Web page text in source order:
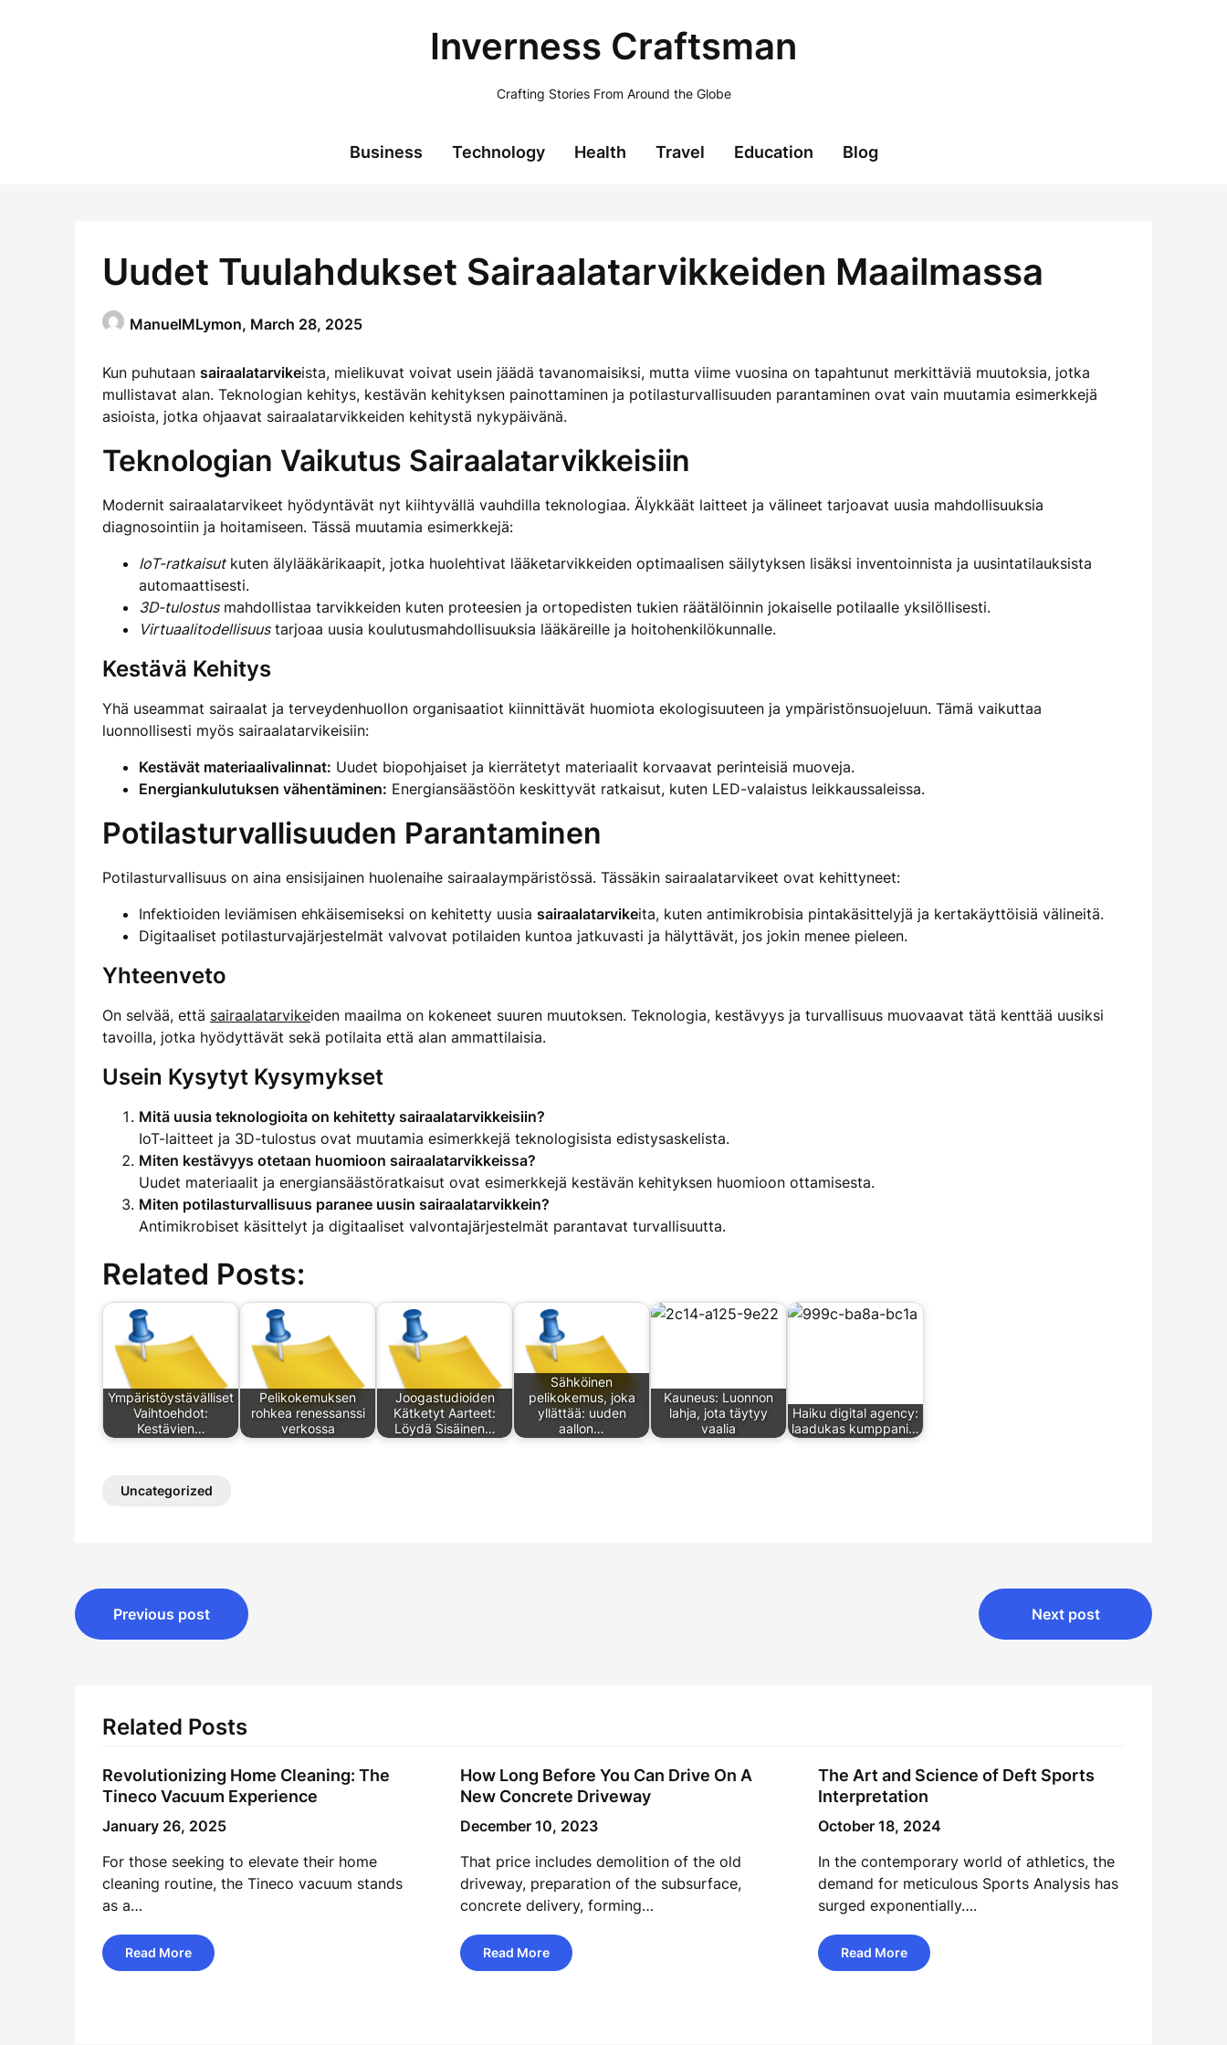
Inverness Craftsman
Crafting Stories From Around the Globe
Business Technology Health Travel Education Blog
Uudet Tuulahdukset Sairaalatarvikkeiden Maailmassa
ManuelMLymon, March 28, 2025
Kun puhutaan sairaalatarvikeista, mielikuvat voivat usein jäädä tavanomaisiksi, mutta viime vuosina on tapahtunut merkittäviä muutoksia, jotka
mullistavat alan. Teknologian kehitys, kestävän kehityksen painottaminen ja potilasturvallisuuden parantaminen ovat vain muutamia esimerkkejä
asioista, jotka ohjaavat sairaalatarvikkeiden kehitystä nykypäivänä.
Teknologian Vaikutus Sairaalatarvikkeisiin
Modernit sairaalatarvikeet hyödyntävät nyt kiihtyvällä vauhdilla teknologiaa. Älykkäät laitteet ja välineet tarjoavat uusia mahdollisuuksia
diagnosointiin ja hoitamiseen. Tässä muutamia esimerkkejä:
IoT-ratkaisutkuten älylääkärikaapit, jotka huolehtivat lääketarvikkeiden optimaalisen säilytyksen lisäksi inventoinnista ja uusintatilauksista
automaattisesti.
3D-tulostusmahdollistaa tarvikkeiden kuten proteesien ja ortopedisten tukien räätälöinnin jokaiselle potilaalle yksilöllisesti.
Virtuaalitodellisuustarjoaa uusia koulutusmahdollisuuksia lääkäreille ja hoitohenkilökunnalle.
Kestävä Kehitys
Yhä useammat sairaalat ja terveydenhuollon organisaatiot kiinnittävät huomiota ekologisuuteen ja ympäristönsuojeluun. Tämä vaikuttaa
luonnollisesti myös sairaalatarvikeisiin:
Kestävät materiaalivalinnat: Uudet biopohjaiset ja kierrätetyt materiaalit korvaavat perinteisiä muoveja.
Energiankulutuksen vähentäminen: Energiansäästöön keskittyvät ratkaisut, kuten LED-valaistus leikkaussaleissa.
Potilasturvallisuuden Parantaminen
Potilasturvallisuus on aina ensisijainen huolenaihe sairaalaympäristössä. Tässäkin sairaalatarvikeet ovat kehittyneet:
Infektioiden leviämisen ehkäisemiseksi on kehitetty uusia sairaalatarvikeita, kuten antimikrobisia pintakäsittelyjä ja kertakäyttöisiä välineitä.
Digitaaliset potilasturvajärjestelmät valvovat potilaiden kuntoa jatkuvasti ja hälyttävät, jos jokin menee pieleen.
Yhteenveto
On selvää, että sairaalatarvikeiden maailma on kokeneet suuren muutoksen. Teknologia, kestävyys ja turvallisuus muovaavat tätä kenttää uusiksi
tavoilla, jotka hyödyttävät sekä potilaita että alan ammattilaisia.
Usein Kysytyt Kysymykset
Mitä uusia teknologioita on kehitetty sairaalatarvikkeisiin?
IoT-laitteet ja 3D-tulostus ovat muutamia esimerkkejä teknologisista edistysaskelista.
Miten kestävyys otetaan huomioon sairaalatarvikkeissa?
Uudet materiaalit ja energiansäästöratkaisut ovat esimerkkejä kestävän kehityksen huomioon ottamisesta.
Miten potilasturvallisuus paranee uusin sairaalatarvikkein?
Antimikrobiset käsittelyt ja digitaaliset valvontajärjestelmät parantavat turvallisuutta.
Related Posts:
Ympäristöystävälliset
Vaihtoehdot:
Kestävien…
Pelikokemuksen
rohkea renessanssi
verkossa
Joogastudioiden
Kätketyt Aarteet:
Löydä Sisäinen…
Sähköinen
pelikokemus, joka
yllättää: uuden
aallon…
Kauneus: Luonnon
lahja, jota täytyy
vaalia
Haiku digital agency:
laadukas kumppani…
Uncategorized
Post
navigation
Previous post Next post
Related Posts
Revolutionizing Home Cleaning: The
Tineco Vacuum Experience
January 26, 2025
For those seeking to elevate their home
cleaning routine, the Tineco vacuum stands
as a…
Read More
How Long Before You Can Drive On A
New Concrete Driveway
December 10, 2023
That price includes demolition of the old
driveway, preparation of the subsurface,
concrete delivery, forming…
Read More
The Art and Science of Deft Sports
Interpretation
October 18, 2024
In the contemporary world of athletics, the
demand for meticulous Sports Analysis has
surged exponentially….
Read More